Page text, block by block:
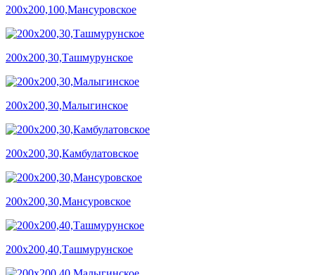
200х200,100,Мансуровское
200х200,30,Ташмурунское
200х200,30,Малыгинское
200х200,30,Камбулатовское
200х200,30,Мансуровское
200х200,40,Ташмурунское